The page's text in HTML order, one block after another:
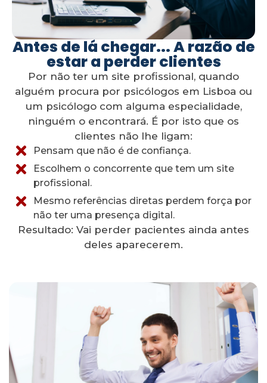
Antes de lá chegar... A razão de
estar a perder clientes
Por não ter um site profissional, quando
alguém procura por psicólogos em Lisboa ou
um psicólogo com alguma especialidade,
ninguém o encontrará. É por isto que os
clientes não lhe ligam:
Pensam que não é de confiança.
Escolhem o concorrente que tem um site
profissional.
Mesmo referências diretas perdem força por
não ter uma presença digital.
Resultado: Vai perder pacientes ainda antes
deles aparecerem.